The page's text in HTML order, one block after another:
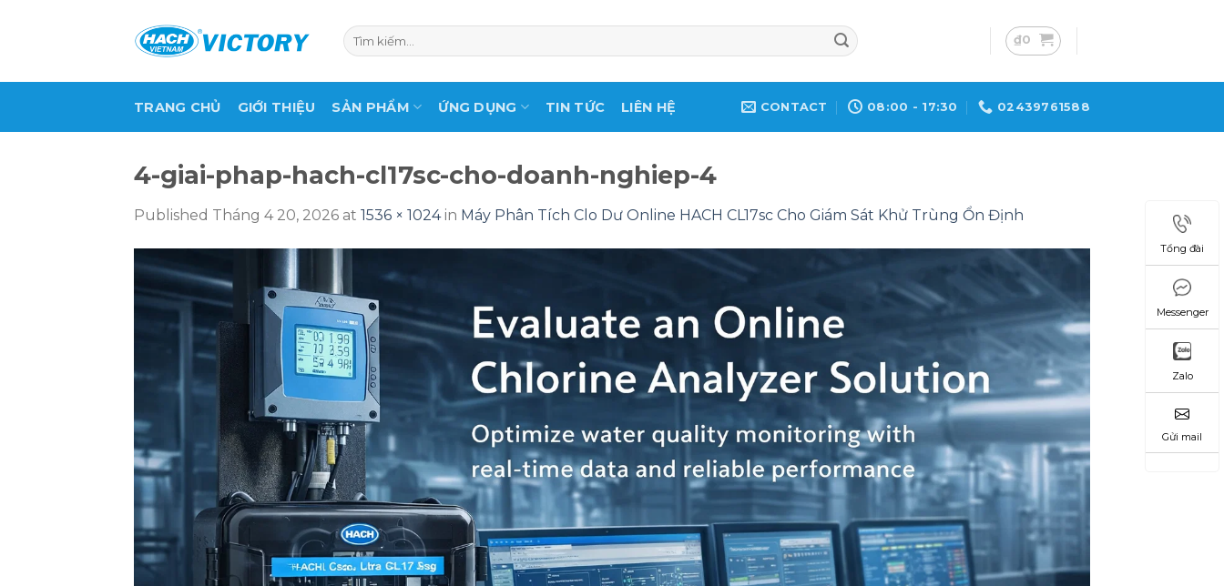
Tìm
kiếm:
₫0
TRANG CHỦ GIỚI THIỆU SẢN PHẨM ỨNG DỤNG TIN TỨC LIÊN HỆ CONTACT 08:00 - 17:30 02439761588
4-giai-phap-hach-cl17sc-cho-doanh-nghiep-4
Published Tháng 4 20, 2026 at 1536 × 1024in Máy Phân Tích Clo Dư Online HACH CL17sc Cho Giám Sát Khử Trùng Ổn Định
Tổng đài
Messenger
Zalo
Gửi mail